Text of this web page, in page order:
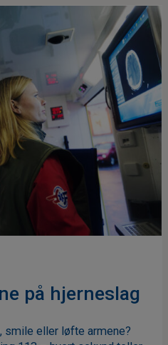
på hjerneslag
smile eller løfte armene?